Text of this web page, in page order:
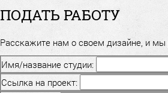
ПОДАТЬ РАБОТУ
Расскажите нам о своем дизайне, и
Имя/название студии:
Ссылка на проект: